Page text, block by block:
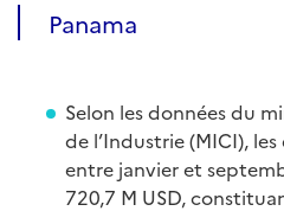
Panama
Selon les données du
de l’Industrie (MICI),
entre janvier et
720,7 M USD,